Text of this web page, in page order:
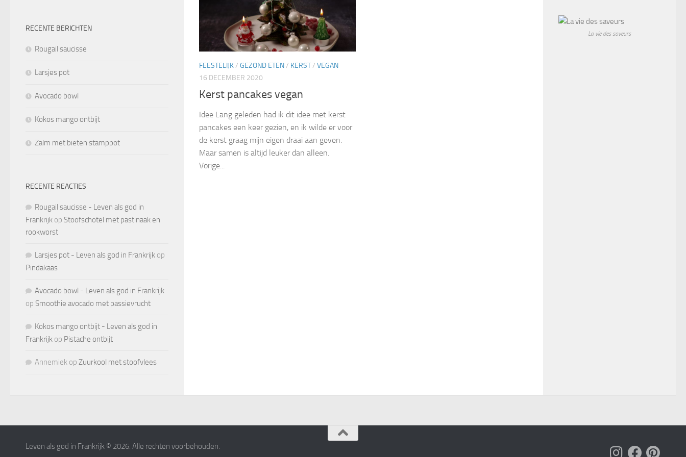
FEESTELIJK/ GEZOND ETEN/ KERST/ VEGAN
16 DECEMBER 2020
Kerst pancakes vegan
Idee Lang geleden had ik dit idee met kerst
pancakes een keer gezien, en ik wilde er voor
de kerst graag mijn eigen draai aan geven.
Maar samen is altijd leuker dan alleen.
Vorige...
RECENTE BERICHTEN
Rougail saucisse
Larsjes pot
Avocado bowl
Kokos mango ontbijt
Zalm met bieten stamppot
RECENTE REACTIES
Rougail saucisse - Leven als god in
Frankrijk op Stoofschotel met pastinaak en
rookworst
Larsjes pot - Leven als god in Frankrijk op
Pindakaas
Avocado bowl - Leven als god in Frankrijk
op Smoothie avocado met passievrucht
Kokos mango ontbijt - Leven als god in
Frankrijk op Pistache ontbijt
Annemiek op Zuurkool met stoofvlees
La vie des saveurs
Leven als god in Frankrijk © 2026. Alle rechten voorbehouden.